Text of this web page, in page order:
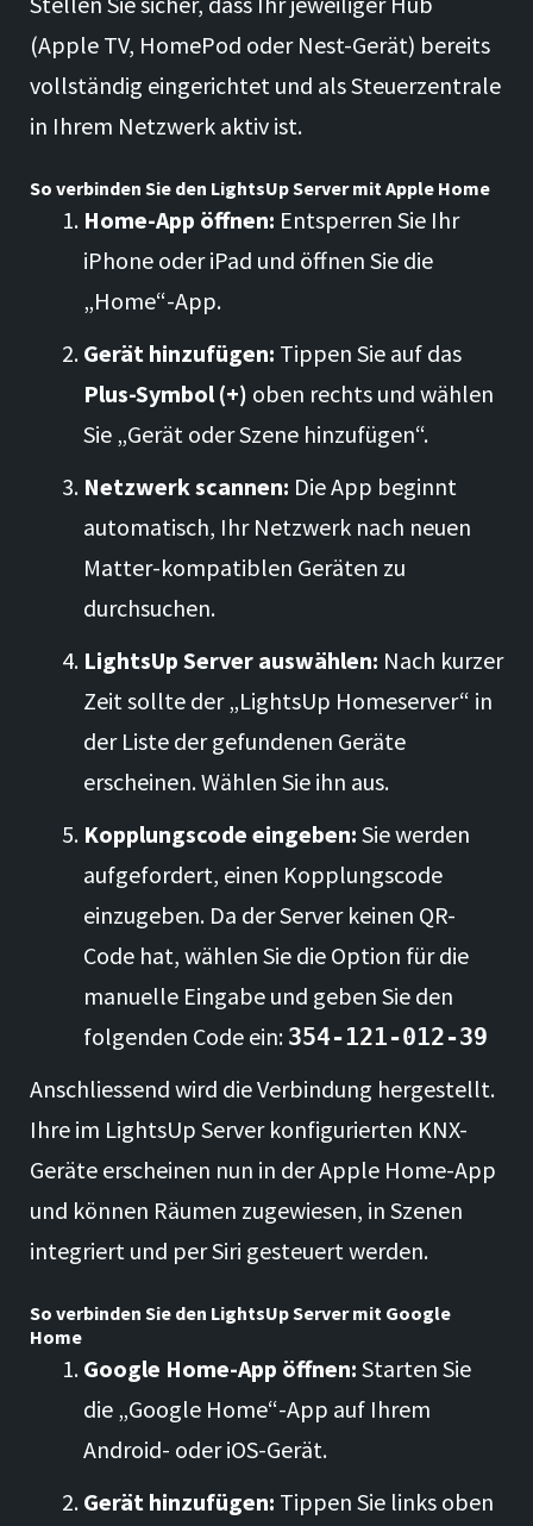
(Apple TV, HomePod oder Nest-Gerät) bereits
vollständig eingerichtet und als Steuerzentrale
in Ihrem Netzwerk aktiv ist.
So verbinden Sie den LightsUp Server mit Apple Home
Home-App öffnen: Entsperren Sie Ihr
iPhone oder iPad und öffnen Sie die
„Home“-App.
Gerät hinzufügen: Tippen Sie auf das
Plus-Symbol (+) oben rechts und wählen
Sie „Gerät oder Szene hinzufügen“.
Netzwerk scannen: Die App beginnt
automatisch, Ihr Netzwerk nach neuen
Matter-kompatiblen Geräten zu
durchsuchen.
LightsUp Server auswählen: Nach kurzer
Zeit sollte der „LightsUp Homeserver“ in
der Liste der gefundenen Geräte
erscheinen. Wählen Sie ihn aus.
Kopplungscode eingeben: Sie werden
aufgefordert, einen Kopplungscode
einzugeben. Da der Server keinen QR-
Code hat, wählen Sie die Option für die
manuelle Eingabe und geben Sie den
folgenden Code ein: 354-121-012-39
Anschliessend wird die Verbindung hergestellt.
Ihre im LightsUp Server konfigurierten KNX-
Geräte erscheinen nun in der Apple Home-App
und können Räumen zugewiesen, in Szenen
integriert und per Siri gesteuert werden.
So verbinden Sie den LightsUp Server mit Google
Home
Google Home-App öffnen: Starten Sie
die „Google Home“-App auf Ihrem
Android- oder iOS-Gerät.
Gerät hinzufügen: Tippen Sie links oben